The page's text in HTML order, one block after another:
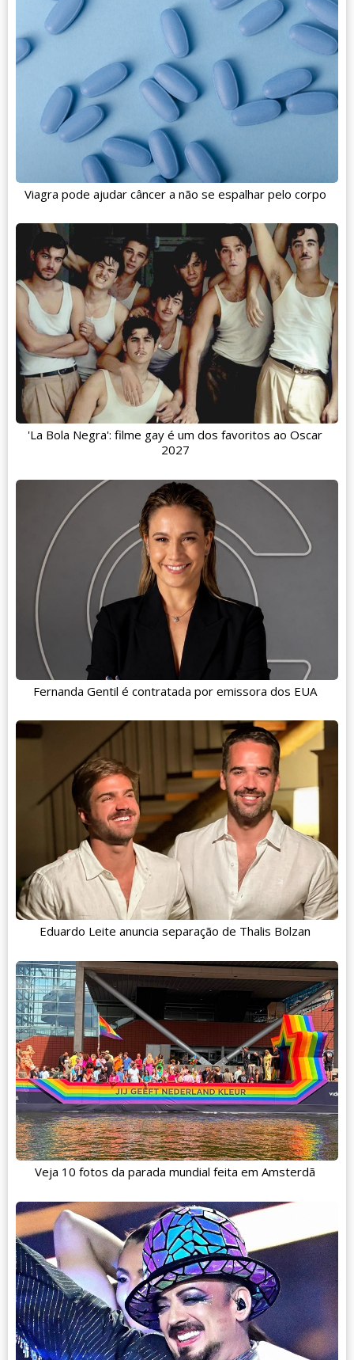
Viagra pode ajudar câncer a não se espalhar pelo corpo
'La Bola Negra': filme gay é um dos favoritos ao Oscar
2027
Fernanda Gentil é contratada por emissora dos EUA
Eduardo Leite anuncia separação de Thalis Bolzan
Veja 10 fotos da parada mundial feita em Amsterdã